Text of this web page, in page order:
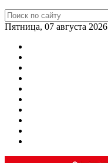
Пятница, 07 августа 2026